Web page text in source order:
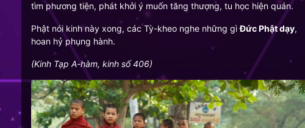
tìm phương tiện, phát khởi ý muốn tăng thượng, tu học hiện quán.
Phật nói kinh này xong, các Tỳ-kheo nghe những gìĐức Phật dạy,
hoan hỷ phụng hành.
(Kinh Tạp A-hàm, kinh số 406)